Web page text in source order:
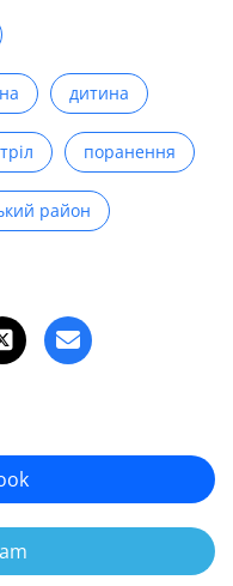
дитина
поранення
район